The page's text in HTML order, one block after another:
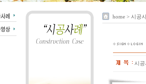
home > 시공
시공